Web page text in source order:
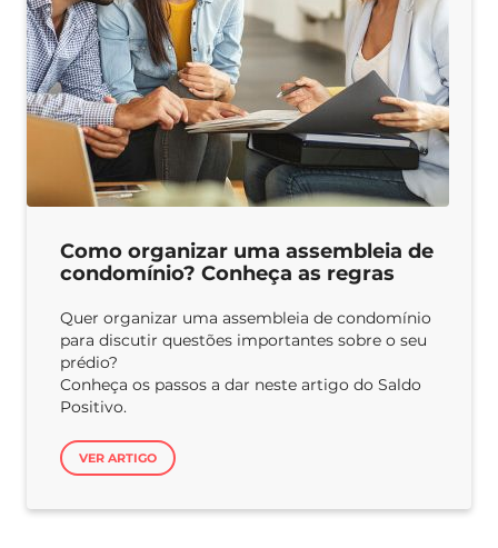
Como organizar uma assembleia de
condomínio? Conheça as regras
Quer organizar uma assembleia de condomínio
para discutir questões importantes sobre o seu
prédio?
Conheça os passos a dar neste artigo do Saldo
Positivo.
VER ARTIGO